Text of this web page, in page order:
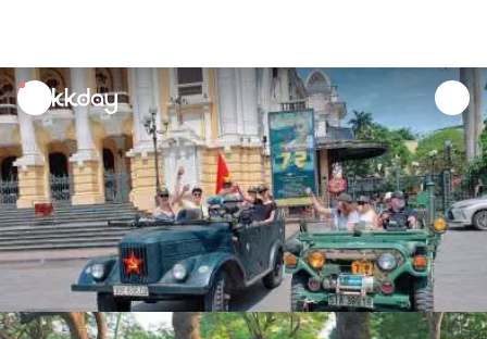
unread
notifications